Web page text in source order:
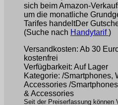
sich beim Amazon-
um die monatliche
Tarifes handeltDer
(Suche nach Handytarif)
Versandkosten: Ab 30
kostenfrei
Verfügbarkeit: Auf Lager
Kategorie: /Smartphones,
Accessories /
& Accessories
Seit der Preiserfassung können